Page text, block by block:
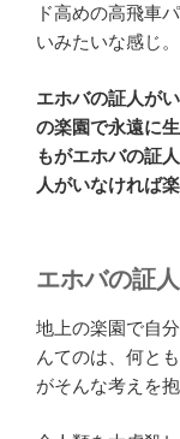
ド高めの高飛車
いみたいな感じ。
エホバの証人が
の楽園で永遠に
もがエホバの証
人がいなければ
エホバの証
地上の楽園で自
んてのは、何と
がそんな考えを